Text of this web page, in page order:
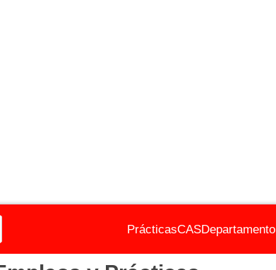
PrácticasCASDepartamento